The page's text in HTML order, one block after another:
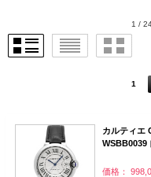
1 /
1
カルティエ
WSBB0039
価格：